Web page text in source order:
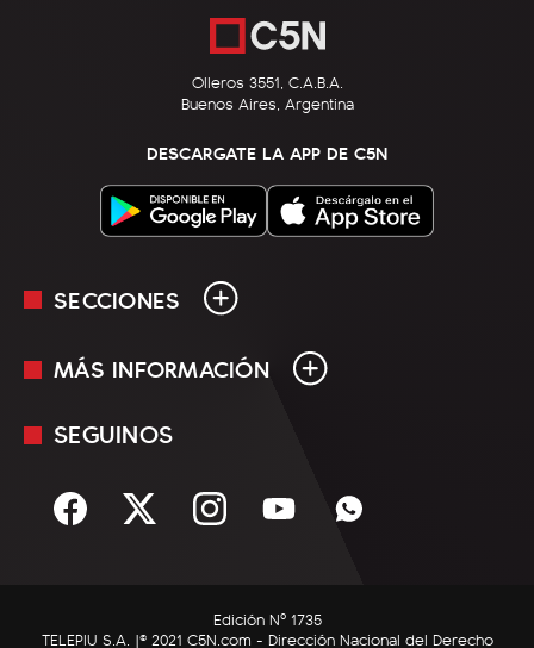
Olleros 3551, C.A.B.A.
Buenos Aires, Argentina
DESCARGATE LA APP DE C5N
SECCIONES
En Vivo
Sociedad
C5N Autos
MÁS INFORMACIÓN
Mediakit
Términos y condiciones
SEGUINOS
Edición Nº 1735
TELEPIU S.A. |© 2021 C5N.com - Dirección Nacional del Derecho